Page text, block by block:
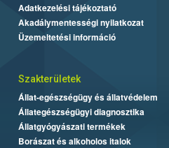
Adatkezelési tájékoztató
Akadálymentességi nyilatkozat
Üzemeltetési információ
Szakterületek
Állat-egészségügy és állatvédelem
Állategészségügyi diagnosztika
Állatgyógyászati termékek
Borászat és alkoholos italok